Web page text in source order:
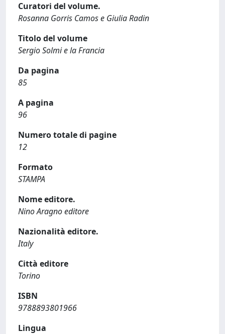
Curatori del volume.
Rosanna Gorris Camos e Giulia Radin
Titolo del volume
Sergio Solmi e la Francia
Da pagina
85
A pagina
96
Numero totale di pagine
12
Formato
STAMPA
Nome editore.
Nino Aragno editore
Nazionalità editore.
Italy
Città editore
Torino
ISBN
9788893801966
Lingua